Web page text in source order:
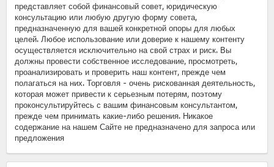
представляет собой финансовый совет, юридическую
консультацию или любую другую форму совета,
предназначенную для вашей конкретной опоры для любых
целей. Любое использование или доверие к нашему контенту
осуществляется исключительно на свой страх и риск. Вы
должны провести собственное исследование, просмотреть,
проанализировать и проверить наш контент, прежде чем
полагаться на них. Торговля - очень рискованная деятельность,
которая может привести к серьезным потерям, поэтому
проконсультируйтесь с вашим финансовым консультантом,
прежде чем принимать какие-либо решения. Никакое
содержание на нашем Сайте не предназначено для запроса или
предложения